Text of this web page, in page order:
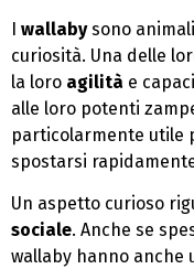
I wallabysono
curiosità. Una delle
la loro agilità e
alle loro potenti
particolarmente utile
spostarsi
Un aspetto curioso
sociale. Anche se
wallaby hanno anche